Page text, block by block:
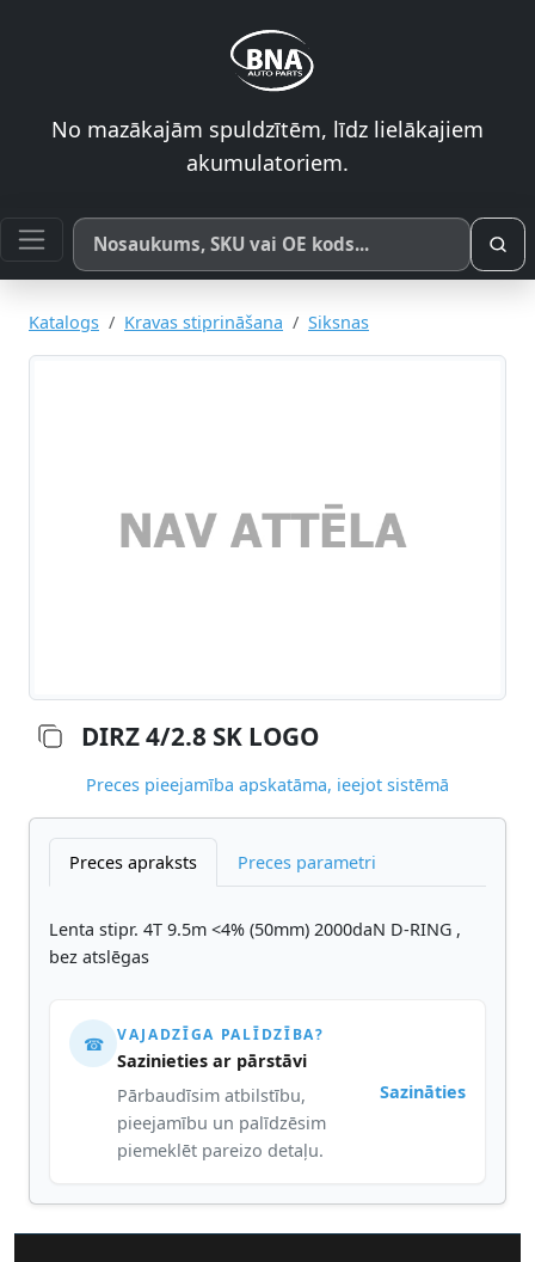
No mazākajām spuldzītēm, līdz lielākajiem
akumulatoriem.
Meklēt pēc produkta nosaukuma, SKU vai OE koda
Katalogs Kravas stiprināšana Siksnas
DIRZ 4/2.8 SK LOGO
Preces pieejamība apskatāma, ieejot sistēmā
Preces apraksts Preces parametri
Lenta stipr. 4T 9.5m <4% (50mm) 2000daN D-RING ,
bez atslēgas
☎ VAJADZĪGA PALĪDZĪBA?
Sazinieties ar pārstāvi
Pārbaudīsim atbilstību,
pieejamību un palīdzēsim
piemeklēt pareizo detaļu.
Sazināties